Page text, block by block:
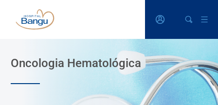
Oncologia Hematológica